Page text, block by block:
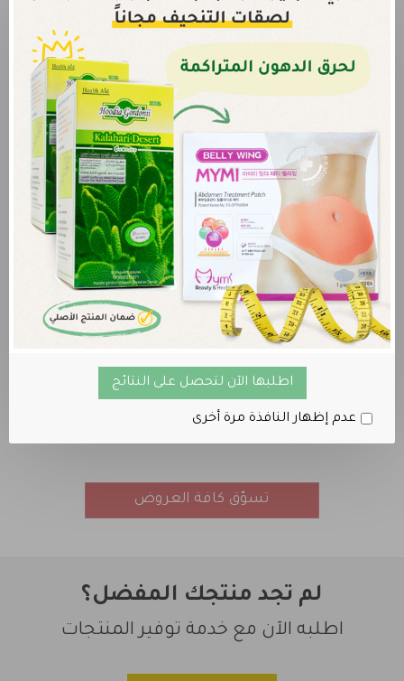
اطلبها الآن لتحصل على النتائج
عدم إظهار النافذة مرة أخرى
خصم 9 دينار عند شراء كبسولات ولوشن كيرفز جرو
لتكبير الصدر
تسوّق كافة العروض
لم تجد منتجك المفضل؟
اطلبه الآن مع خدمة توفير المنتجات